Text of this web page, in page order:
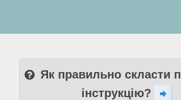
Як правильно скласти
інструкцію?